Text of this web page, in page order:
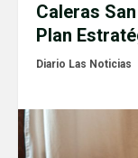
Caleras
Plan
Diario Las Noticias